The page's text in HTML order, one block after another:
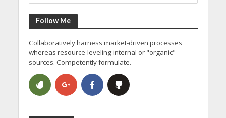
Follow Me
Collaboratively harness market-driven processes
whereas resource-leveling internal or "organic"
sources. Competently formulate.